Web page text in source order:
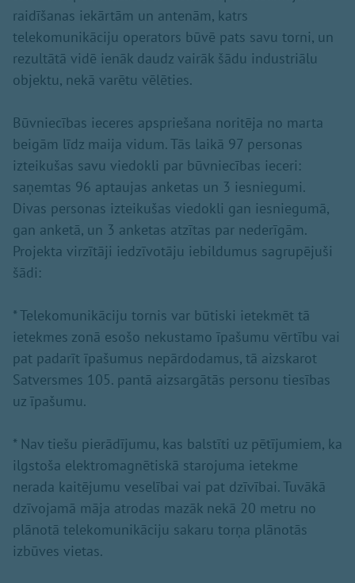
raidīšanas iekārtām un antenām, katrs
telekomunikāciju operators būvē pats savu torni, un
rezultātā vidē ienāk daudz vairāk šādu industriālu
objektu, nekā varētu vēlēties.
Būvniecības ieceres apspriešana noritēja no marta
beigām līdz maija vidum. Tās laikā 97 personas
izteikušas savu viedokli par būvniecības ieceri:
saņemtas 96 aptaujas anketas un 3 iesniegumi.
Divas personas izteikušas viedokli gan iesniegumā,
gan anketā, un 3 anketas atzītas par nederīgām.
Projekta virzītāji iedzīvotāju iebildumus sagrupējuši
šādi:
* Telekomunikāciju tornis var būtiski ietekmēt tā
ietekmes zonā esošo nekustamo īpašumu vērtību vai
pat padarīt īpašumus nepārdodamus, tā aizskarot
Satversmes 105. pantā aizsargātās personu tiesības
uz īpašumu.
* Nav tiešu pierādījumu, kas balstīti uz pētījumiem, ka
ilgstoša elektromagnētiskā starojuma ietekme
nerada kaitējumu veselībai vai pat dzīvībai. Tuvākā
dzīvojamā māja atrodas mazāk nekā 20 metru no
plānotā telekomunikāciju sakaru torņa plānotās
izbūves vietas.